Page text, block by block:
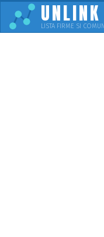
UNLINK
LISTA FIRME SI